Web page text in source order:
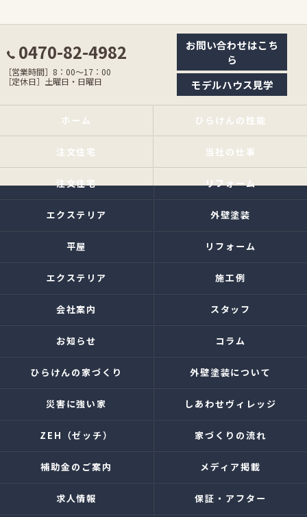
0470-82-4982
［営業時間］8：00〜17：00
［定休日］土曜日・日曜日
お問い合わせはこち
ら
モデルハウス見学
ホーム ひらけんの性能
注文住宅 当社の仕事
注文住宅 リフォーム
エクステリア 外壁塗装
平屋 リフォーム
エクステリア 施工例
会社案内 スタッフ
お知らせ コラム
ひらけんの家づくり 外壁塗装について
災害に強い家 しあわせヴィレッジ
ZEH（ゼッチ） 家づくりの流れ
補助金のご案内 メディア掲載
求人情報 保証・アフター